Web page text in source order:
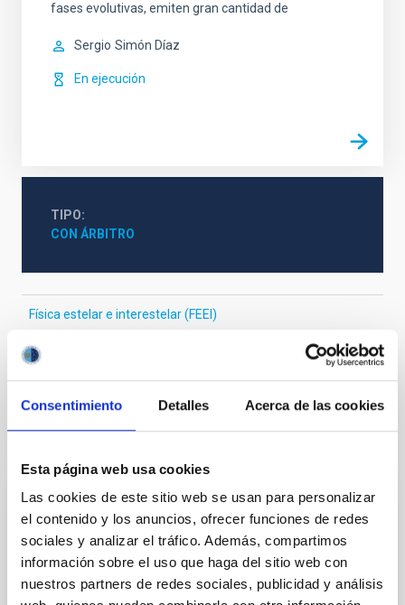
Consentimiento Detalles Acerca de las cookies
Esta página web usa cookies
Las cookies de este sitio web se usan para personalizar
el contenido y los anuncios, ofrecer funciones de redes
sociales y analizar el tráfico. Además, compartimos
información sobre el uso que haga del sitio web con
nuestros partners de redes sociales, publicidad y análisis
fases evolutivas, emiten gran cantidad de
Sergio Simón Díaz
En ejecución
TIPO
CON ÁRBITRO
Física estelar e interestelar (FEEI)
Materia circunestelar
CON ÁRBITRO
Magnetic Field Alignment with Dense
Cores in the Transition between Cloud and
Core Scales